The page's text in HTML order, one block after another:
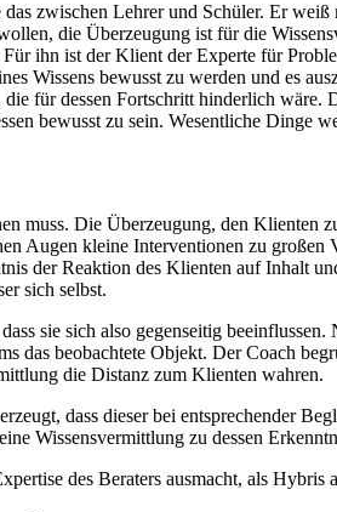
zwischen Lehrer und Schüler. Er
die Überzeugung ist für die
ihn ist der Klient der Experte für
Wissens bewusst zu werden und es
für dessen Fortschritt hinderlich
bewusst zu sein. Wesentliche Dinge
muss. Die Überzeugung, den Klienten
Augen kleine Interventionen zu
der Reaktion des Klienten auf Inhalt
sich selbst.
sie sich also gegenseitig
das beobachtete Objekt. Der Coach
die Distanz zum Klienten wahren.
dass dieser bei entsprechender
Wissensvermittlung zu dessen
des Beraters ausmacht, als